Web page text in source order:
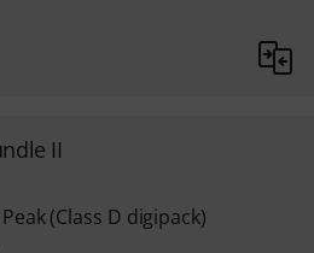
II
(Class D digipack)